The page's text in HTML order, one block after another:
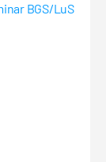
BGS/LuS